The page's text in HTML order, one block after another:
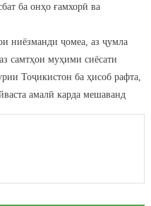
ба онҳо ғамхорӣ ва
ниёзманди ҷомеа, аз ҷумла
самтҳои муҳими сиёсати
Тоҷикистон ба ҳисоб рафта,
амалӣ карда мешаванд